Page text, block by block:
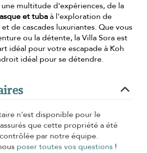
multitude d'expériences, de la
et tubaà l'exploration de
de cascades luxuriantes. Que vous
ou la détente, la Villa Sora est
idéal pour votre escapade à Koh
idéal pour se détendre.
n'est disponible pour le
que cette propriété a été
par notre équipe.
poser toutes vos questions !